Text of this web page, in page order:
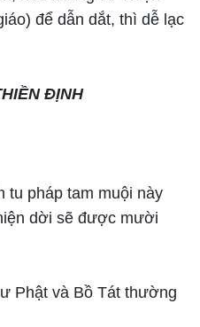
để dẫn dắt, thì dễ lạc
ĐỊNH
tu pháp tam muội này
dời sẽ được mười
Phật và Bồ Tát thường